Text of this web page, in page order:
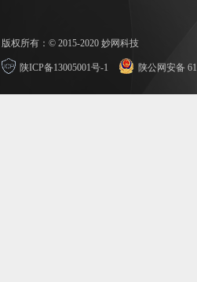
版权所有：© 2015-2020 妙网科技
陕ICP备13005001号-1 陕公网安备